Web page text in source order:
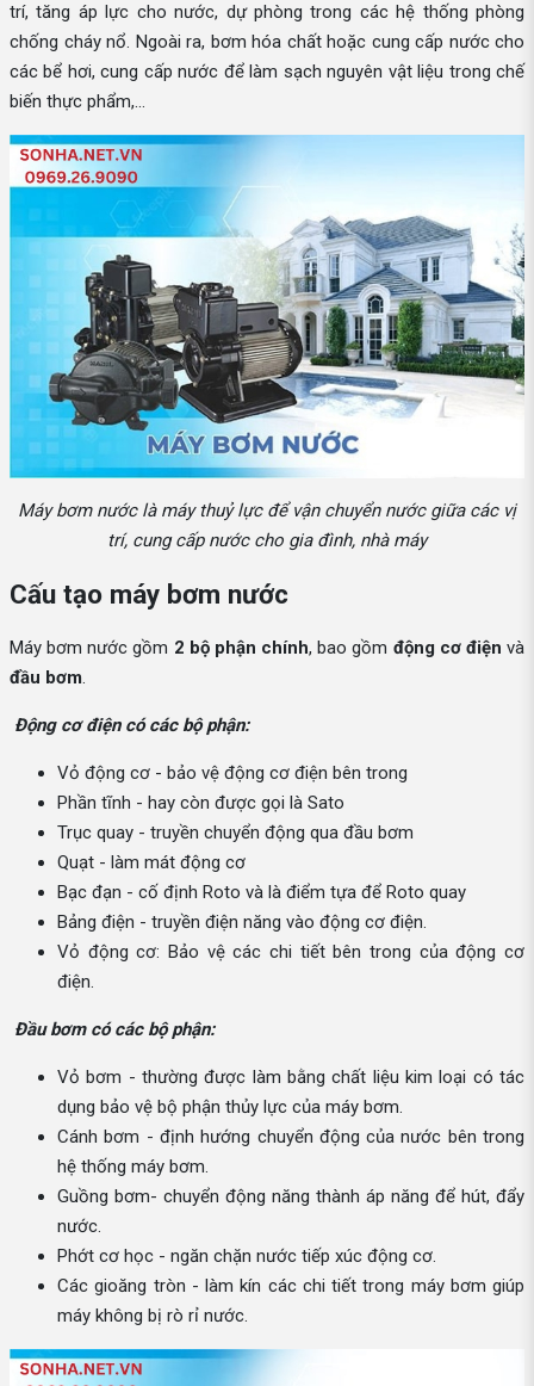
trí, tăng áp lực cho nước, dự phòng trong các hệ thống phòng
chống cháy nổ. Ngoài ra, bơm hóa chất hoặc cung cấp nước cho
các bể hơi, cung cấp nước để làm sạch nguyên vật liệu trong chế
biến thực phẩm,...
Máy bơm nước là máy thuỷ lực để vận chuyển nước giữa các vị
trí, cung cấp nước cho gia đình, nhà máy
Cấu tạo máy bơm nước
Máy bơm nước gồm 2 bộ phận chính, bao gồm động cơ điện và
đầu bơm
Động cơ điện có các bộ phận:
Vỏ động cơ - bảo vệ động cơ điện bên trong
Phần tĩnh - hay còn được gọi là Sato
Trục quay - truyền chuyển động qua đầu bơm
Quạt - làm mát động cơ
Bạc đạn - cố định Roto và là điểm tựa để Roto quay
Bảng điện - truyền điện năng vào động cơ điện.
Vỏ động cơ: Bảo vệ các chi tiết bên trong của động cơ
điện.
Đầu bơm có các bộ phận:
Vỏ bơm - thường được làm bằng chất liệu kim loại có tác
dụng bảo vệ bộ phận thủy lực của máy bơm.
Cánh bơm - định hướng chuyển động của nước bên trong
hệ thống máy bơm.
Guồng bơm- chuyển động năng thành áp năng để hút, đẩy
nước.
Phớt cơ học - ngăn chặn nước tiếp xúc động cơ.
Các gioăng tròn - làm kín các chi tiết trong máy bơm giúp
máy không bị rò rỉ nước.